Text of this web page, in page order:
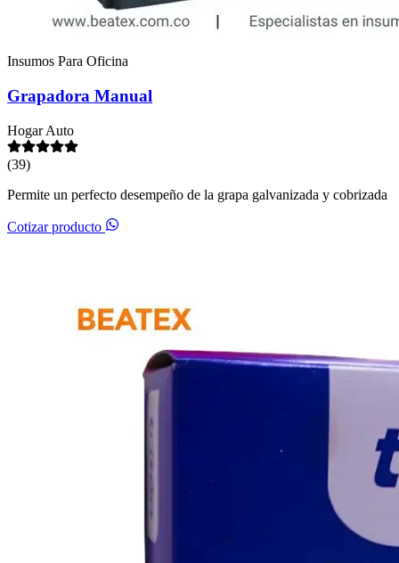
Insumos Para Oficina
Grapadora Manual
HogarAuto
(39)
Permite un perfecto desempeño de la grapa galvanizada y cobrizada
Cotizar producto